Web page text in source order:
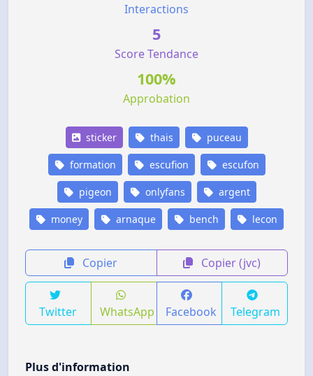
Interactions
5
Score Tendance
100%
Approbation
sticker thais puceau
formation escufion escufon
pigeon onlyfans argent
money arnaque bench lecon
Copier Copier (jvc)
Twitter WhatsApp Facebook Telegram
Plus d'information